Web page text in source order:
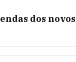
dos novos